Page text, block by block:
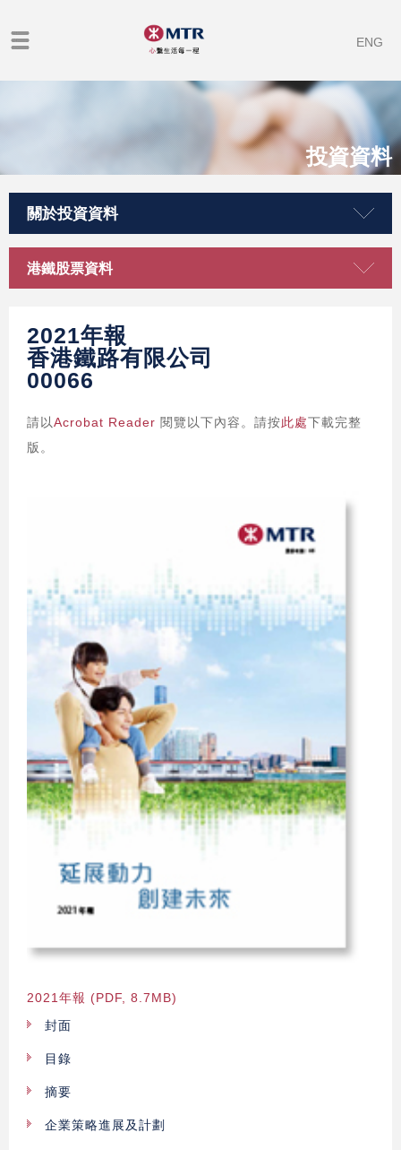
ENG
投資資料
關於投資資料
港鐵股票資料
2021年報
香港鐵路有限公司
00066
請以Acrobat Reader 閱覽以下內容。請按此處下載完整
版。
2021年報 (PDF, 8.7MB)
封面
目錄
摘要
企業策略進展及計劃